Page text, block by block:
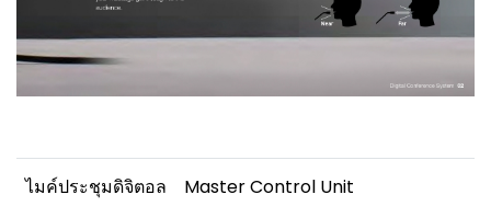
ไมค์ประชุมดิจิตอล
Master Control Unit